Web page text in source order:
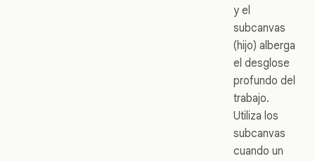
y el
subcanvas
(hijo) alberga
el desglose
profundo del
trabajo.
Utiliza los
subcanvas
cuando un